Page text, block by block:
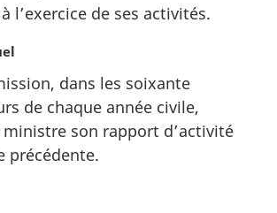
l’exercice de ses activités.
dans les soixante
de chaque année civile,
son rapport d’activité
précédente.